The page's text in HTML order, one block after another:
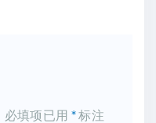
必填项已用 *标注